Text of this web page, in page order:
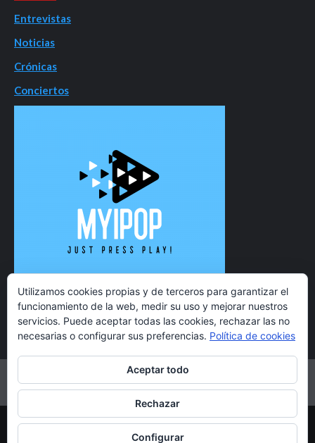
Entrevistas
Noticias
Crónicas
Conciertos
TwitterInstagramFacebookYouTube
Copyright 2021 MyiPop © Todos los derechos reservados.
Utilizamos cookies propias y de terceros para garantizar el
funcionamiento de la web, medir su uso y mejorar nuestros
servicios. Puede aceptar todas las cookies, rechazar las no
necesarias o configurar sus preferencias. Política de cookies
Aceptar todo
Rechazar
Configurar